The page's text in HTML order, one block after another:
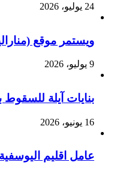
24 يوليو، 2026
ويستمر موقع
9 يوليو، 2026
بنايات آيلة
16 يونيو، 2026
عامل اقليم اليوسفية مطالب بتفعيل المادة 94 وما بعدها من